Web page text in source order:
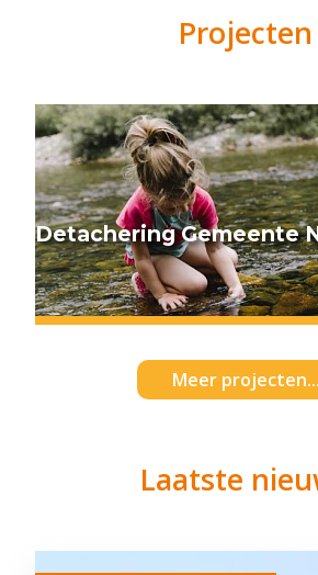
Projecten
Detachering Gemeente
Meer projecten...
Laatste